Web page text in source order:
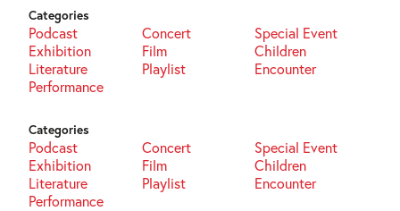
Categories
Podcast Concert
Special Event
Exhibition
Film
Children
Literature
Playlist
Encounter
Performance
Categories
Podcast Concert
Special Event
Exhibition
Film
Children
Literature
Playlist
Encounter
Performance